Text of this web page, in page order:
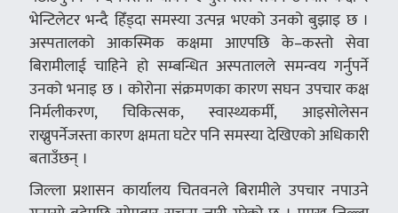
भेन्टिलेटर भन्दै हिँड्दा समस्या उत्पन्न भएको उनको बुझाइ छ ।
अस्पतालको आकस्मिक कक्षमा आएपछि के–कस्तो सेवा
बिरामीलाई चाहिने हो सम्बन्धित अस्पतालले समन्वय गर्नुपर्ने
उनको भनाइ छ । कोरोना संक्रमणका कारण सघन उपचार कक्ष
निर्मलीकरण, चिकित्सक, स्वास्थ्यकर्मी, आइसोलेसन
राख्नुपर्नेजस्ता कारण क्षमता घटेर पनि समस्या देखिएको अधिकारी
बताउँछन् ।
जिल्ला प्रशासन कार्यालय चितवनले बिरामीले उपचार नपाउने